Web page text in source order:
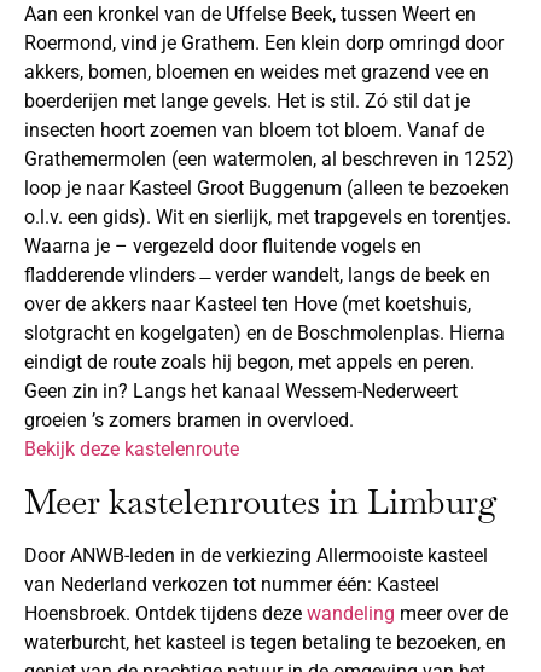
Aan een kronkel van de Uffelse Beek, tussen Weert en
Roermond, vind je Grathem. Een klein dorp omringd door
akkers, bomen, bloemen en weides met grazend vee en
boerderijen met lange gevels. Het is stil. Zó stil dat je
insecten hoort zoemen van bloem tot bloem. Vanaf de
Grathemermolen (een watermolen, al beschreven in 1252)
loop je naar Kasteel Groot Buggenum (alleen te bezoeken
o.l.v. een gids). Wit en sierlijk, met trapgevels en torentjes.
Waarna je – vergezeld door fluitende vogels en
fladderende vlinders ̶ verder wandelt, langs de beek en
over de akkers naar Kasteel ten Hove (met koetshuis,
slotgracht en kogelgaten) en de Boschmolenplas. Hierna
eindigt de route zoals hij begon, met appels en peren.
Geen zin in? Langs het kanaal Wessem-Nederweert
groeien ’s zomers bramen in overvloed.
Bekijk deze kastelenroute
Meer kastelenroutes in Limburg
Door ANWB-leden in de verkiezing Allermooiste kasteel
van Nederland verkozen tot nummer één: Kasteel
Hoensbroek. Ontdek tijdens deze wandeling meer over de
waterburcht, het kasteel is tegen betaling te bezoeken, en